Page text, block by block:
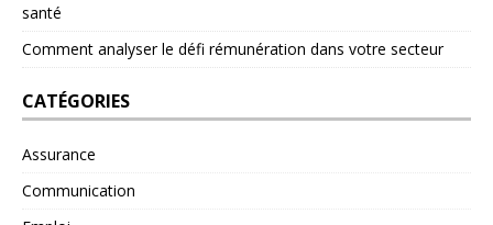
santé
Comment analyser le défi rémunération dans votre secteur
CATÉGORIES
Assurance
Communication